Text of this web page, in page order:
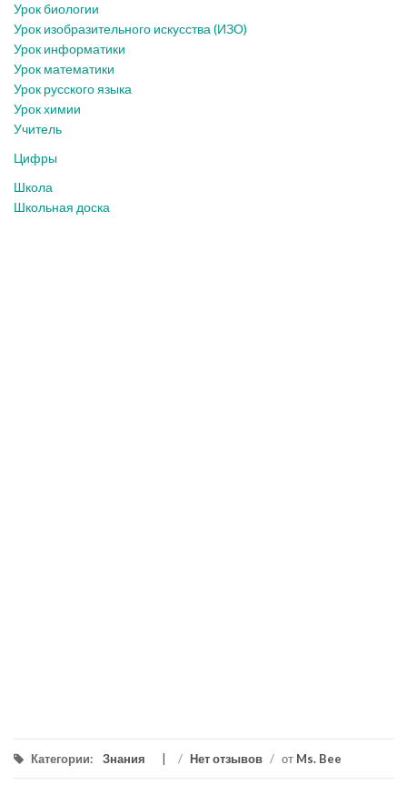
Урок биологии
Урок изобразительного искусства (ИЗО)
Урок информатики
Урок математики
Урок русского языка
Урок химии
Учитель
Цифры
Школа
Школьная доска
Категории: Знания / Нет отзывов / от Ms. Bee